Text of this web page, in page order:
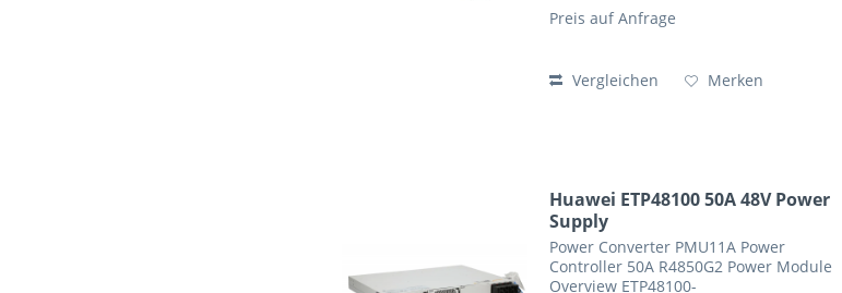
Descripton MAC address number 131072
Preis auf Anfrage
Vergleichen Merken
Huawei ETP48100 50A 48V Power
Supply
Power Converter PMU11A Power
Controller 50A R4850G2 Power Module
Overview ETP48100-